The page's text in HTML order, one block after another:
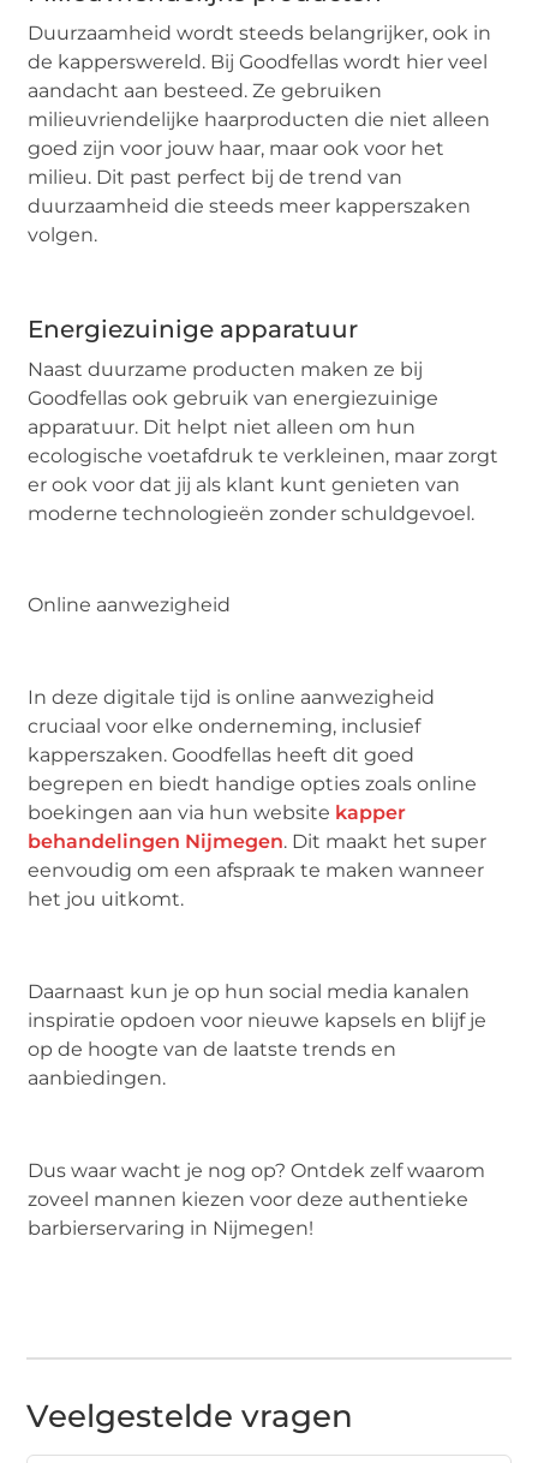
Duurzaamheid wordt steeds belangrijker, ook in
de kapperswereld. Bij Goodfellas wordt hier veel
aandacht aan besteed. Ze gebruiken
milieuvriendelijke haarproducten die niet alleen
goed zijn voor jouw haar, maar ook voor het
milieu. Dit past perfect bij de trend van
duurzaamheid die steeds meer kapperszaken
volgen.
Energiezuinige apparatuur
Naast duurzame producten maken ze bij
Goodfellas ook gebruik van energiezuinige
apparatuur. Dit helpt niet alleen om hun
ecologische voetafdruk te verkleinen, maar zorgt
er ook voor dat jij als klant kunt genieten van
moderne technologieën zonder schuldgevoel.
Online aanwezigheid
In deze digitale tijd is online aanwezigheid
cruciaal voor elke onderneming, inclusief
kapperszaken. Goodfellas heeft dit goed
begrepen en biedt handige opties zoals online
boekingen aan via hun website kapper
behandelingen Nijmegen. Dit maakt het super
eenvoudig om een afspraak te maken wanneer
het jou uitkomt.
Daarnaast kun je op hun social media kanalen
inspiratie opdoen voor nieuwe kapsels en blijf je
op de hoogte van de laatste trends en
aanbiedingen.
Dus waar wacht je nog op? Ontdek zelf waarom
zoveel mannen kiezen voor deze authentieke
barbierservaring in Nijmegen!
Veelgestelde vragen